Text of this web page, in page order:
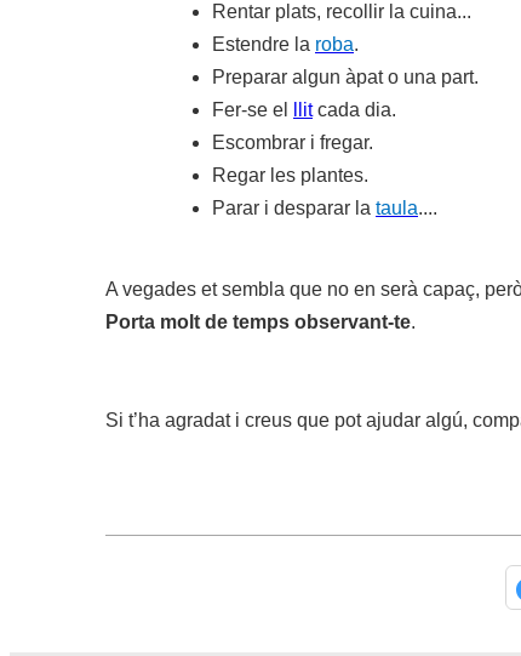
Rentar plats, recollir la cuina...
Estendre la roba.
Preparar algun àpat o una part.
Fer-se el
llitcada dia.
Escombrar i fregar.
Regar les plantes.
Parar i desparar la taula....
A vegades et sembla que no en serà capaç,
Porta molt de temps observant-te.
Si t’ha agradat i creus que pot ajudar algú,